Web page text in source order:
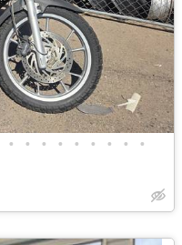
• • • • • • • • •